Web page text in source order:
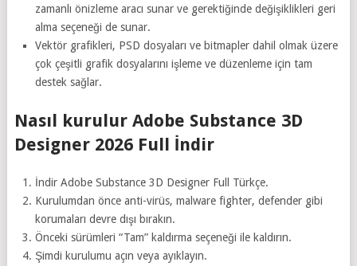
zamanlı önizleme aracı sunar ve gerektiğinde değişiklikleri geri
alma seçeneği de sunar.
Vektör grafikleri, PSD dosyaları ve bitmapler dahil olmak üzere
çok çeşitli grafik dosyalarını işleme ve düzenleme için tam
destek sağlar.
Nasıl kurulur Adobe Substance 3D
Designer 2026 Full İndir
İndir Adobe Substance 3D Designer Full Türkçe.
Kurulumdan önce anti-virüs, malware fighter, defender gibi
korumaları devre dışı bırakın.
Önceki sürümleri “Tam” kaldırma seçeneği ile kaldırın.
Şimdi kurulumu açın veya ayıklayın.